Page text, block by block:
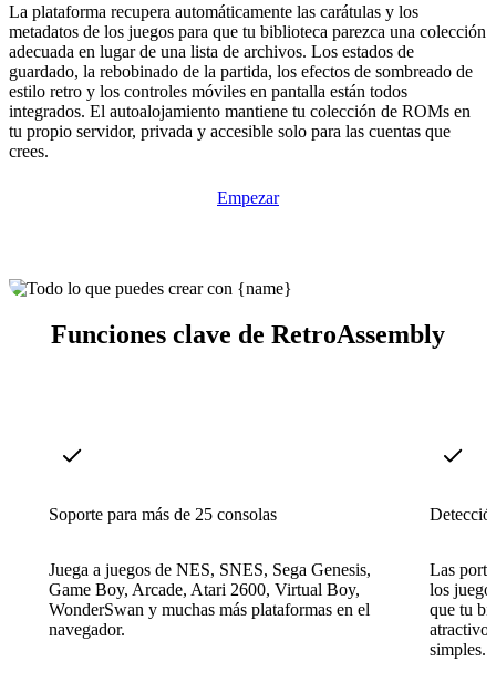
La plataforma recupera automáticamente las carátulas y los
metadatos de los juegos para que tu biblioteca parezca una colección
adecuada en lugar de una lista de archivos. Los estados de
guardado, la rebobinado de la partida, los efectos de sombreado de
estilo retro y los controles móviles en pantalla están todos
integrados. El autoalojamiento mantiene tu colección de ROMs en
tu propio servidor, privada y accesible solo para las cuentas que
crees.
Empezar
Funciones clave de RetroAssembly
Soporte para más de 25 consolas
Juega a juegos de NES, SNES, Sega Genesis,
Game Boy, Arcade, Atari 2600, Virtual Boy,
WonderSwan y muchas más plataformas en el
navegador.
Las
los
que tu
simples.